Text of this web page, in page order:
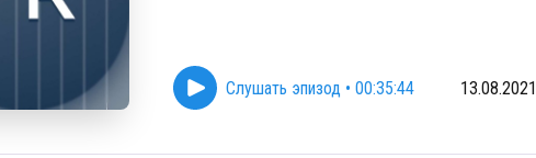
Слушать эпизод • 00:35:44 13.08.2021